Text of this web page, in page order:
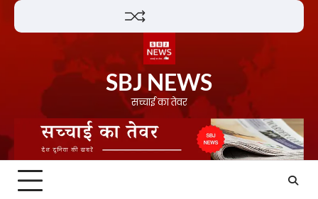
Skip
SBJ NEWS
सच्चाई का तेवर